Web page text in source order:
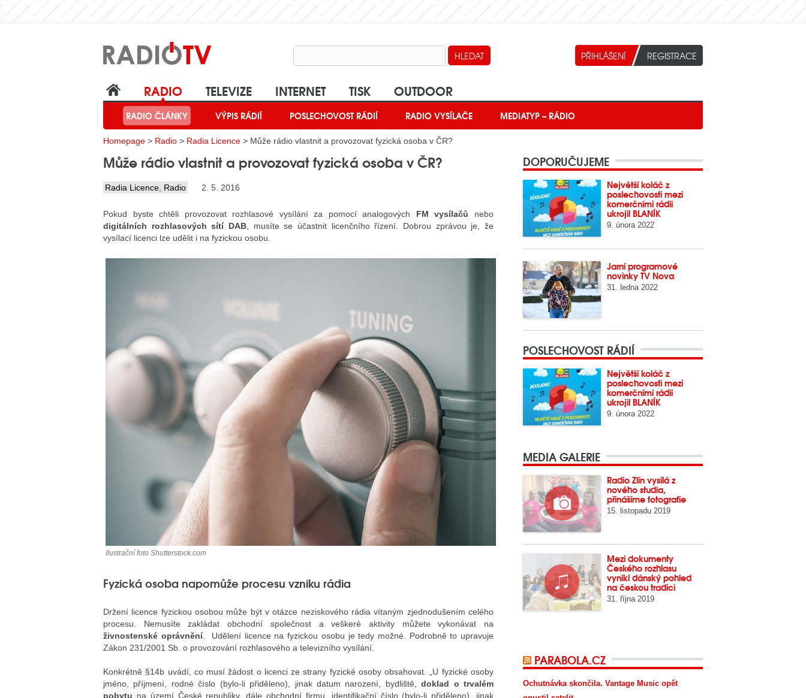
RADIO
RADIO ČLÁNKY VÝPIS RÁDIÍ POSLECHOVOST RÁDIÍ RADIO VYSÍLAČE MEDIATYP – RÁDIO
TELEVIZE INTERNET TISK OUTDOOR
Homepage > Radio > Radia Licence > Může rádio vlastnit a provozovat fyzická osoba v ČR?
Může rádio vlastnit a provozovat fyzická osoba v ČR?
Radia Licence Radio 2. 5. 2016
Pokud byste chtěli provozovat rozhlasové vysílání za pomocí analogových FM vysílačů nebo
digitálních rozhlasových sítí DAB , musíte se účastnit licenčního řízení. Dobrou zprávou je, že
vysílací licenci lze udělit i na fyzickou osobu.
Ilustrační foto Shutterstock.com
Fyzická osoba napomůže procesu vzniku rádia
Držení licence fyzickou osobou může být v otázce neziskového rádia vítaným zjednodušením celého
procesu. Nemusíte zakládat obchodní společnost a veškeré aktivity můžete vykonávat na
živnostenské oprávnění. Udělení licence na fyzickou osobu je tedy možné. Podrobně to upravuje
Zákon 231/2001 Sb. o provozování rozhlasového a televizního vysílání.
Konkrétně §14b uvádí, co musí žádost o licenci ze strany fyzické osoby obsahovat. „U fyzické osoby
jméno, příjmení, rodné číslo (bylo-li přiděleno), jinak datum narození, bydliště,
doklad o trvalém
pobytu na území České republiky, dále obchodní firmu, identifikační číslo (bylo-li přiděleno), jinak
DOPORUČUJEME
Největší koláč z
poslechovosti mezi
komerčními rádii
ukrojil BLANÍK
9. února 2022
Jarní programové
novinky TV Nova
31. ledna 2022
POSLECHOVOST RÁDIÍ
Největší koláč z
poslechovosti mezi
komerčními rádii
ukrojil BLANÍK
9. února 2022
MEDIA GALERIE
Radio Zlín vysílá z
nového studia,
přinášíme fotografie
15. listopadu 2019
Mezi dokumenty
Českého rozhlasu
vynikl dánský pohled
na českou tradici
31. října 2019
PARABOLA.CZ
Ochutnávka skončila. Vantage Music opět